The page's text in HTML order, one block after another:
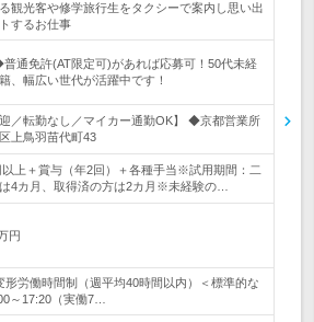
観光客や修学旅行生をタクシーで案内し思い出
するお仕事
普通免許(AT限定可)があれば応募可！50代未経
、幅広い世代が活躍中です！
迎／転勤なし／マイカー通勤OK】 ◆京都営業所
上鳥羽苗代町43
以上＋賞与（年2回）＋各種手当※試用期間：二
4カ月、取得済の方は2カ月※未経験の…
円
労働時間制（週平均40時間以内）＜標準的な
～17:20（実働7…